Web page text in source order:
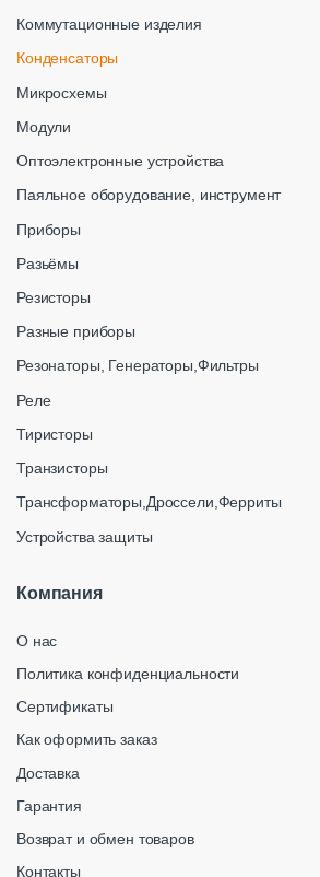
Коммутационные изделия
Конденсаторы
Микросхемы
Модули
Оптоэлектронные устройства
Паяльное оборудование, инструмент
Приборы
Разьёмы
Резисторы
Разные приборы
Резонаторы, Генераторы,Фильтры
Реле
Тиристоры
Транзисторы
Трансформаторы,Дроссели,Ферриты
Устройства защиты
Компания
О нас
Политика конфиденциальности
Сертификаты
Как оформить заказ
Доставка
Гарантия
Возврат и обмен товаров
Контакты